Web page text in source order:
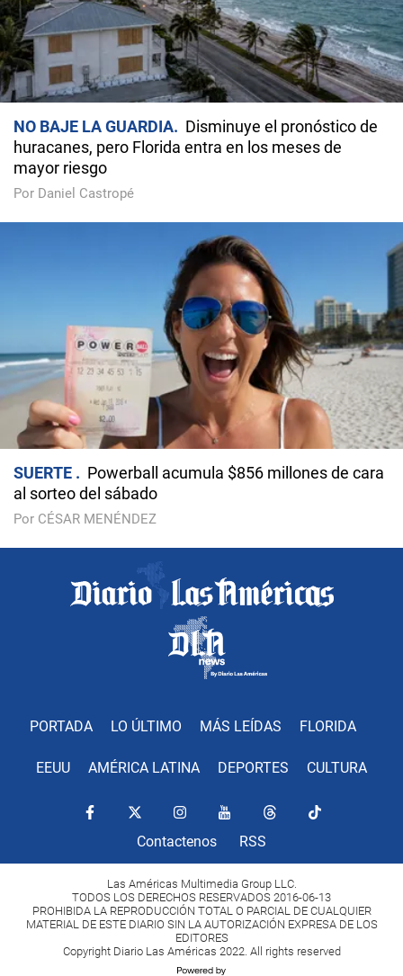
NO BAJE LA GUARDIA
Disminuye el pronóstico de
huracanes, pero Florida entra en los meses de
mayor riesgo
Por Daniel Castropé
SUERTE
Powerball acumula $856 millones de cara
al sorteo del sábado
Por CÉSAR MENÉNDEZ
PORTADA LO ÚLTIMO MÁS LEÍDAS FLORIDA
EEUU AMÉRICA LATINA DEPORTES CULTURA
Contactenos RSS
Las Américas Multimedia Group LLC.
TODOS LOS DERECHOS RESERVADOS 2016-06-13
PROHIBIDA LA REPRODUCCIÓN TOTAL O PARCIAL DE CUALQUIER
MATERIAL DE ESTE DIARIO SIN LA AUTORIZACIÓN EXPRESA DE LOS
EDITORES
Copyright Diario Las Américas 2022. All rights reserved